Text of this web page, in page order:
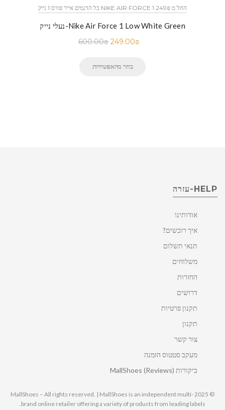
כל הדגמים אייר פורס 1 נייק NIKE AIR FORCE 1 החל מ 249₪
נעלי נייק-Nike Air Force 1 Low White Green
600.00₪ 249.00₪
בחר מהאפשרויות
HELP-עזרה
אודותינו
איך רוכשים?
תנאי תשלום
משלוחים
החזרות
דרושים
תקנון פרטיות
תקנון
צור קשר
מעקב סטטוס הזמנה
ביקורות MallShoes (Reviews)
© 2025 MallShoes – All rights reserved. | MallShoes is an independent multi-
brand online retailer offering a variety of products from leading labels.